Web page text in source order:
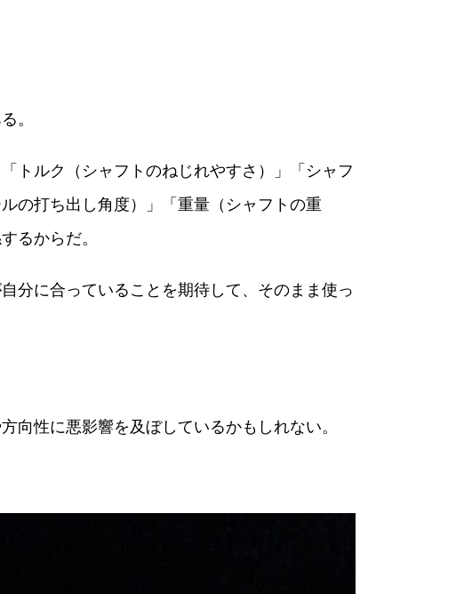
。
トルク（シャフトのねじれやすさ）」「シャフ
の打ち出し角度）」「重量（シャフトの重
るからだ。
分に合っていることを期待して、そのまま使っ
向性に悪影響を及ぼしているかもしれない。